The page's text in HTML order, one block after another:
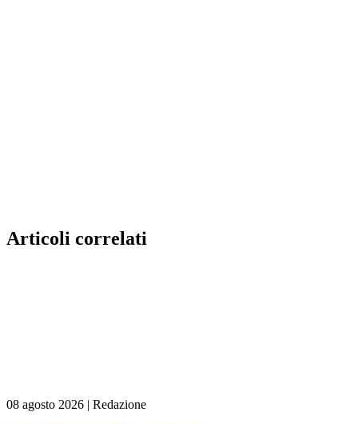
Articoli correlati
08 agosto 2026 | Redazione